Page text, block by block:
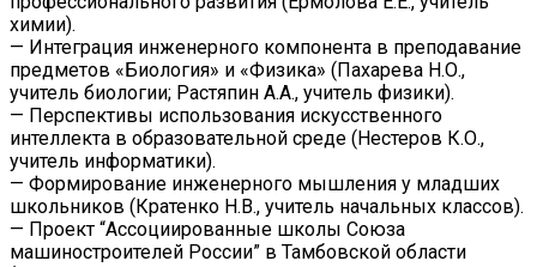
химии).
— Интеграция инженерного компонента в преподавание
предметов «Биология» и «Физика» (Пахарева Н.О.,
учитель биологии; Растяпин А.А., учитель физики).
— Перспективы использования искусственного
интеллекта в образовательной среде (Нестеров К.О.,
учитель информатики).
— Формирование инженерного мышления у младших
школьников (Кратенко Н.В., учитель начальных классов).
— Проект “Ассоциированные школы Союза
машиностроителей России” в Тамбовской области